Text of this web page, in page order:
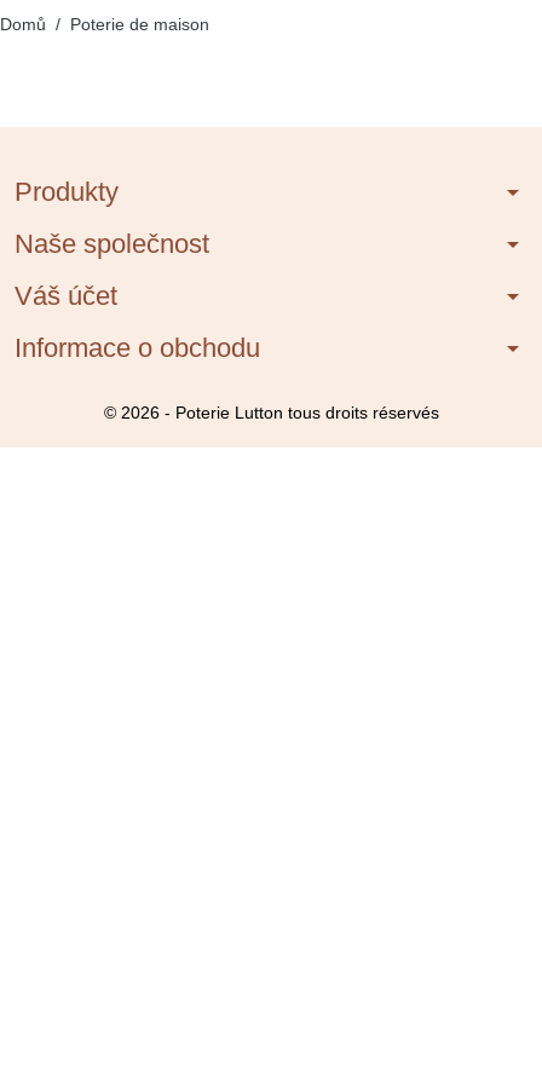
Domů Poterie de maison
Produkty arrow_drop_down
Naše společnost arrow_drop_down
Váš účet arrow_drop_down
Informace o obchodu arrow_drop_down
© 2026 - Poterie Lutton tous droits réservés